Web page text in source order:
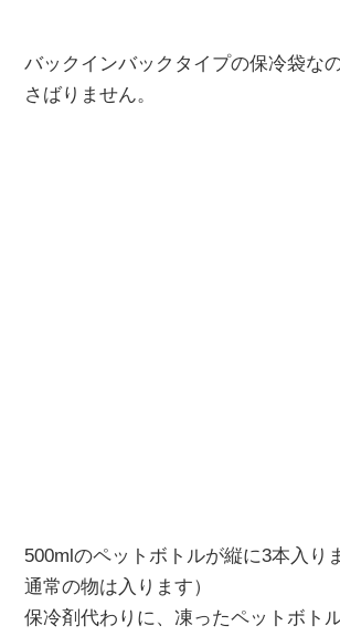
バックインバックタイプの保冷袋な
さばりません。
500mlのペットボトルが縦に3本入り
通常の物は入ります）
保冷剤代わりに、凍ったペットボト